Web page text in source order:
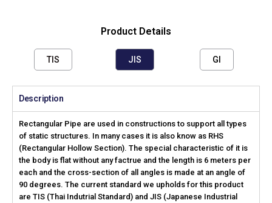
Product Details
TIS JIS GI
Description
Rectangular Pipe are used in constructions to support all types
of static structures. In many cases it is also know as RHS
(Rectangular Hollow Section). The special characteristic of it is
the body is flat without any factrue and the length is 6 meters per
each and the cross-section of all angles is made at an angle of
90 degrees. The current standard we upholds for this product
are TIS (Thai Indutrial Standard) and JIS (Japanese Industrial